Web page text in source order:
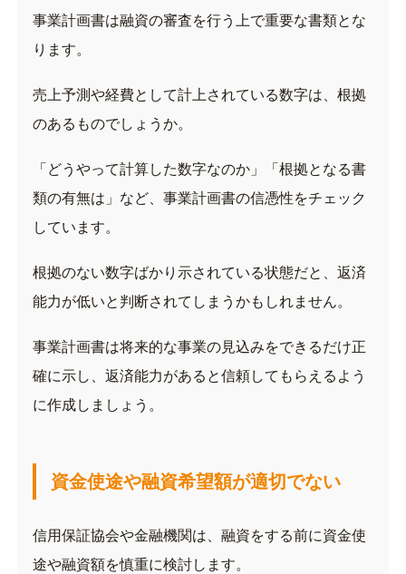
事業計画書は融資の審査を行う上で重要な書類とな
ります。
売上予測や経費として計上されている数字は、根拠
のあるものでしょうか。
「どうやって計算した数字なのか」「根拠となる書
類の有無は」など、事業計画書の信憑性をチェック
しています。
根拠のない数字ばかり示されている状態だと、返済
能力が低いと判断されてしまうかもしれません。
事業計画書は将来的な事業の見込みをできるだけ正
確に示し、返済能力があると信頼してもらえるよう
に作成しましょう。
資金使途や融資希望額が適切でない
信用保証協会や金融機関は、融資をする前に資金使
途や融資額を慎重に検討します。